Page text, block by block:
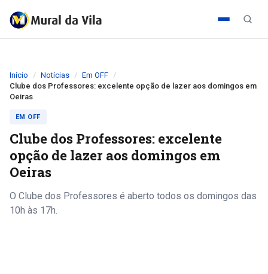
Início Notícias
Em OFF
Clube dos Professores: excelente opção de lazer aos domingos em
Oeiras
EM OFF
Clube dos Professores: excelente
opção de lazer aos domingos em
Oeiras
O Clube dos Professores é aberto todos os domingos das
10h às 17h.